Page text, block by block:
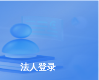
法人登录